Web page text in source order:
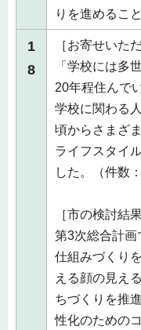
りを進めるこ
1
8
［お寄せいた
「学校には多
20年程住んで
学校に関わる
頃からさまざ
ライフスタイ
した。（件数：
［市の検討結果
第3次総合計画
仕組みづくり
える顔の見え
ちづくりを推
性化のための